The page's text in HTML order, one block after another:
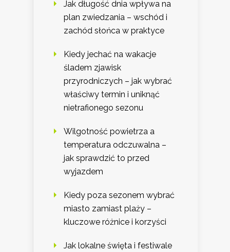
Jak długość dnia wpływa na
plan zwiedzania – wschód i
zachód słońca w praktyce
Kiedy jechać na wakacje
śladem zjawisk
przyrodniczych – jak wybrać
właściwy termin i uniknąć
nietrafionego sezonu
Wilgotność powietrza a
temperatura odczuwalna –
jak sprawdzić to przed
wyjazdem
Kiedy poza sezonem wybrać
miasto zamiast plaży –
kluczowe różnice i korzyści
Jak lokalne święta i festiwale